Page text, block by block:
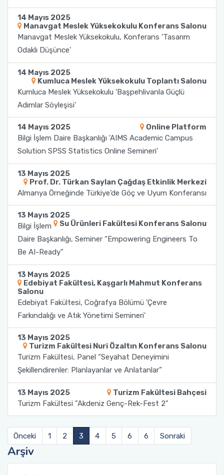
14 Mayıs 2025
Manavgat Meslek Yüksekokulu Konferans Salonu
Manavgat Meslek Yüksekokulu, Konferans 'Tasarım
Odaklı Düşünce'
14 Mayıs 2025
Kumluca Meslek Yüksekokulu Toplantı Salonu
Kumluca Meslek Yüksekokulu 'Başpehlivanla Güçlü
Adımlar Söyleşisi'
14 Mayıs 2025
Online Platform
Bilgi İşlem Daire Başkanlığı 'AIMS Academic Campus
Solution SPSS Statistics Online Semineri'
13 Mayıs 2025
Prof. Dr. Türkan Saylan Çağdaş Etkinlik Merkezi
Almanya Örneğinde Türkiye’de Göç ve Uyum Konferansı
13 Mayıs 2025
Su Ürünleri Fakültesi Konferans Salonu
Bilgi İşlem
Daire Başkanlığı, Seminer “Empowering Engineers To
Be AI-Ready”
13 Mayıs 2025
Edebiyat Fakültesi, Kaşgarlı Mahmut Konferans
Salonu
Edebiyat Fakültesi, Coğrafya Bölümü 'Çevre
Farkındalığı ve Atık Yönetimi Semineri'
13 Mayıs 2025
Turizm Fakültesi Nuri Özaltın Konferans Salonu
Turizm Fakültesi, Panel “Seyahat Deneyimini
Şekillendirenler: Planlayanlar ve Anlatanlar”
13 Mayıs 2025
Turizm Fakültesi Bahçesi
Turizm Fakültesi "Akdeniz Genç-Rek-Fest 2"
Önceki 1 2 3 4 5 6 6 Sonraki
Arşiv
2022-2026 Stratejik Planı
Faaliyet Raporları
Akademik Tören
İlahiyat Fakültesi
İletişim Fakültesi
Kemer Denizcilik Fakültesi
Kumluca Sağlık Bilimleri Fakültesi
Manavgat Sosyal ve Beşeri Bilimler Fakültesi
Manavgat Turizm Fakültesi
Manavgat Yabancı Diller Fakültesi
Mimarlık Fakültesi
Mühendislik Fakültesi
Sağlık Bilimleri Fakültesi
Serik İşletme Fakültesi
Spor Bilimleri Fakültesi
Tıp Fakültesi
Turizm Fakültesi
Uygulamalı Bilimler Fakültesi
Ziraat Fakültesi
Sağlık Hizmetleri MYO
Serik Gülsün Süleyman Süral MYO
Sosyal Bilimler MYO
Teknik Bilimler MYO
Yapı İşleri ve Teknik Daire Başkanlığı
Uluslararası İlişkiler Ofisi
Mezun Bilgi Sistemi
Sıkça Sorulan Sorular
Dış Kaynaklı Proje Takip Sistemi
AB Projeleri
TÜBİTAK Projeleri
Web of Science
SciVal